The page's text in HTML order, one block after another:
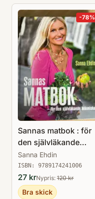
-78%
Sannas matbok : för
den självläkande
människan
Sanna Ehdin
ISBN: 9789174241006
27 krNypris: 120kr
Bra skick